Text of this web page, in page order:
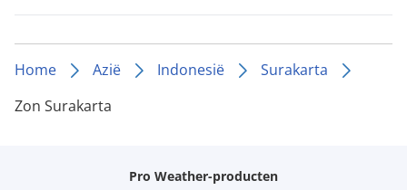
Home Azië Indonesië
Surakarta
Zon Surakarta
Pro Weather-producten